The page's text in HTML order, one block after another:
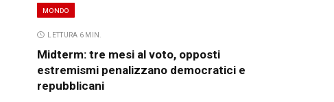
MONDO
LETTURA 6 MIN.
Midterm: tre mesi al voto, opposti
estremismi penalizzano democratici e
repubblicani